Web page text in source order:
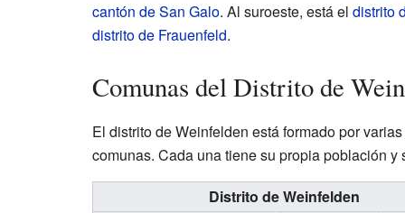
cantón de San Galo. Al suroeste, está el distrito
distrito de Frauenfeld.
Comunas del Distrito de
El distrito de Weinfelden está formado por
comunas. Cada una tiene su propia población y
Distrito de Weinfelden